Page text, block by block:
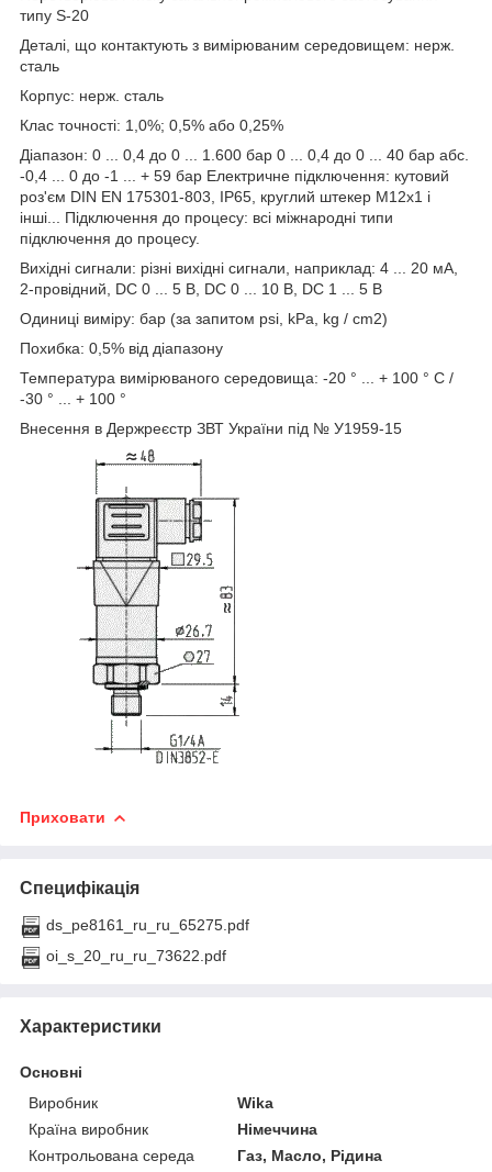
типу S-20
Деталі, що контактують з вимірюваним середовищем: нерж.
сталь
Корпус: нерж. сталь
Клас точності: 1,0%; 0,5% або 0,25%
Діапазон: 0 ... 0,4 до 0 ... 1.600 бар 0 ... 0,4 до 0 ... 40 бар абс.
-0,4 ... 0 до -1 ... + 59 бар Електричне підключення: кутовий
роз'єм DIN EN 175301-803, IP65, круглий штекер М12х1 і
інші... Підключення до процесу: всі міжнародні типи
підключення до процесу.
Вихідні сигнали: різні вихідні сигнали, наприклад: 4 ... 20 мА,
2-провідний, DC 0 ... 5 В, DC 0 ... 10 В, DC 1 ... 5 В
Одиниці виміру: бар (за запитом psi, kPa, kg / cm2)
Похибка: 0,5% від діапазону
Температура вимірюваного середовища: -20 ° ... + 100 ° С /
-30 ° ... + 100 °
Внесення в Держреєстр ЗВТ України під № У1959-15
Приховати
Специфікація
ds_pe8161_ru_ru_65275.pdf
oi_s_20_ru_ru_73622.pdf
Характеристики
Основні
Виробник
Wika
Країна виробник
Німеччина
Контрольована середа
Газ, Масло, Рідина